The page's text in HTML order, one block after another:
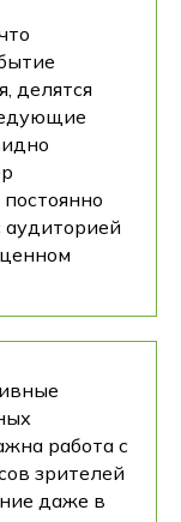
делятся
аудиторией
работа с
зрителей
даже в